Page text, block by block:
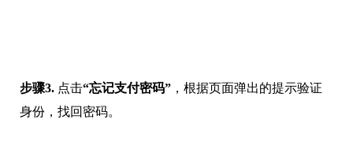
步骤3. 点击“忘记支付密码” ，根据页面弹出的提示验证
身份，找回密码。